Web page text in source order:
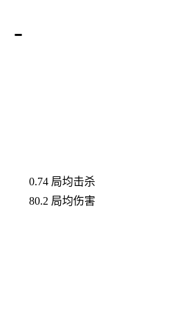
-
0.74 局均击杀
80.2 局均伤害